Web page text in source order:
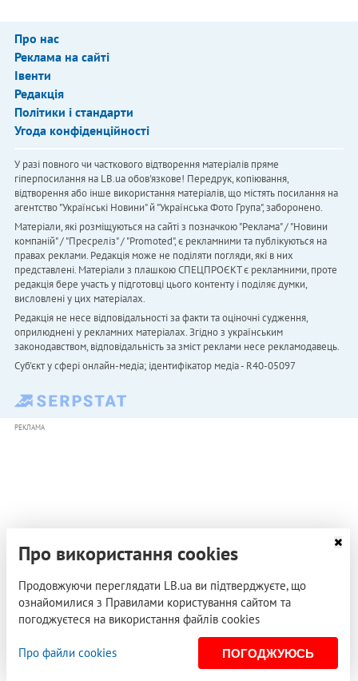
Про нас
Реклама на сайті
Івенти
Редакція
Політики і стандарти
Угода конфіденційності
У разі повного чи часткового відтворення матеріалів пряме
гіперпосилання на LB.ua обов'язкове! Передрук, копіювання,
відтворення або інше використання матеріалів, що містять посилання на
агентство "Українськi Новини" й "Українська Фото Група", заборонено.
Матеріали, які розміщуються на сайті з позначкою "Реклама" / "Новини
компаній" / "Пресреліз" / "Promoted", є рекламними та публікуються на
правах реклами. Редакція може не поділяти погляди, які в них
представлені. Матеріали з плашкою СПЕЦПРОЄКТ є рекламними, проте
редакція бере участь у підготовці цього контенту і поділяє думки,
висловлені у цих матеріалах.
Редакція не несе відповідальності за факти та оціночні судження,
оприлюднені у рекламних матеріалах. Згідно з українським
законодавством, відповідальність за зміст реклами несе рекламодавець.
Cуб'єкт у сфері онлайн-медіа; ідентифікатор медіа - R40-05097
РЕКЛАМА
Про використання cookies
Продовжуючи переглядати LB.ua ви підтверджуєте, що
ознайомилися з Правилами користування сайтом та
погоджуєтеся на використання файлів cookies
Про файли cookies ПОГОДЖУЮСЬ